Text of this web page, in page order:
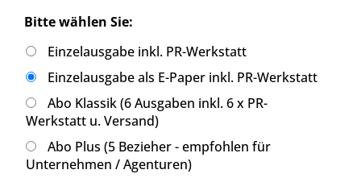
Bitte wählen Sie:
Einzelausgabe inkl. PR-Werkstatt
Einzelausgabe als E-Paper inkl. PR-Werkstatt
Abo Klassik (6 Ausgaben inkl. 6 x PR-
Werkstatt u. Versand)
Abo Plus (5 Bezieher - empfohlen für
Unternehmen / Agenturen)